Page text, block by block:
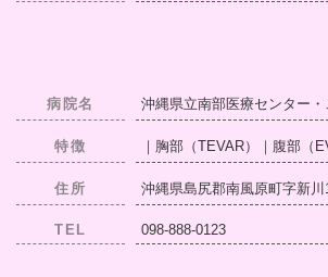
病院名 沖縄県立南部医療センター
特徴 ｜胸部（TEVAR）｜腹部（
住所 沖縄県島尻郡南風原町字新川
TEL 098-888-0123